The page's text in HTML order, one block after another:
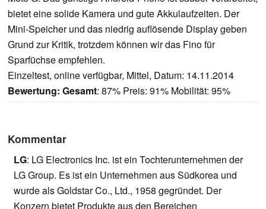
bietet eine solide Kamera und gute Akkulaufzeiten. Der
Mini-Speicher und das niedrig auflösende Display geben
Grund zur Kritik, trotzdem können wir das Fino für
Sparfüchse empfehlen.
Einzeltest, online verfügbar, Mittel, Datum: 14.11.2014
Bewertung: Gesamt: 87% Preis: 91% Mobilität: 95%
Kommentar
LG: LG Electronics Inc. ist ein Tochterunternehmen der
LG Group. Es ist ein Unternehmen aus Südkorea und
wurde als Goldstar Co., Ltd., 1958 gegründet. Der
Konzern bietet Produkte aus den Bereichen